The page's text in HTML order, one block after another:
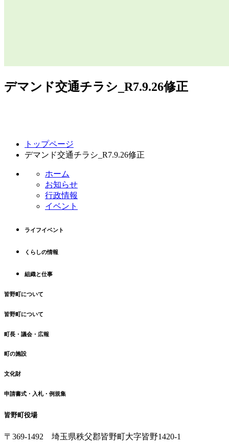
デマンド交通チラシ_R7.9.26修正
トップページ
デマンド交通チラシ_R7.9.26修正
ホーム
お知らせ
行政情報
イベント
ライフイベント
くらしの情報
組織と仕事
皆野町について
皆野町について
町長・議会・広報
町の施設
文化財
申請書式・入札・例規集
皆野町役場
〒369-1492 埼玉県秩父郡皆野町大字皆野1420-1